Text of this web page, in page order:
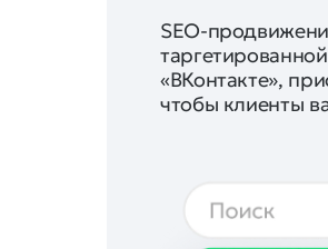
SEO-
«ВКонтакте»,
чтобы клиенты